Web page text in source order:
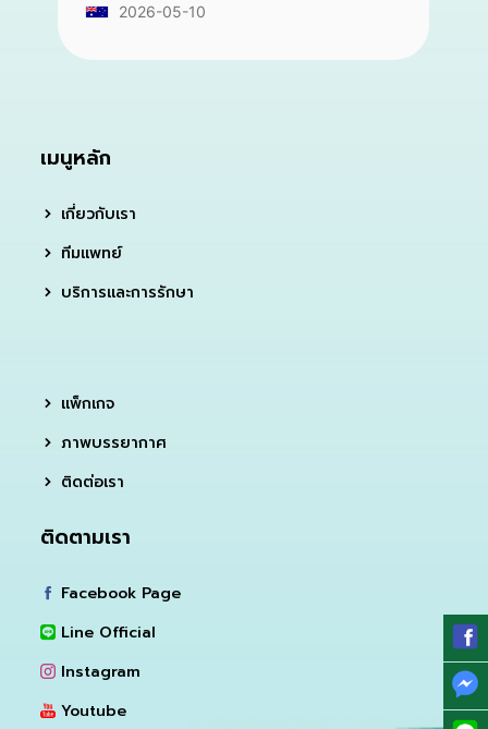
2026-05-10
เมนูหลัก
เกี่ยวกับเรา
ทีมแพทย์
บริการและการรักษา
แพ็กเกจ
ภาพบรรยากาศ
ติดต่อเรา
ติดตามเรา
Facebook Page
Line Official
Instagram
Youtube